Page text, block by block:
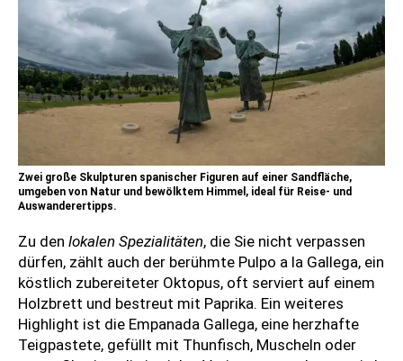
Zwei große Skulpturen spanischer Figuren auf einer Sandfläche,
umgeben von Natur und bewölktem Himmel, ideal für Reise- und
Auswanderertipps.
Zu den lokalen Spezialitäten, die Sie nicht verpassen
dürfen, zählt auch der berühmte Pulpo a la Gallega, ein
köstlich zubereiteter Oktopus, oft serviert auf einem
Holzbrett und bestreut mit Paprika. Ein weiteres
Highlight ist die Empanada Gallega, eine herzhafte
Teigpastete, gefüllt mit Thunfisch, Muscheln oder